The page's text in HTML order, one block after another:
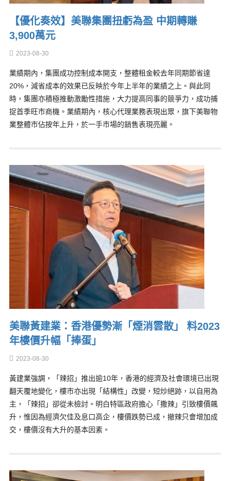
【優化奏效】美聯集團扭虧為盈 中期轉賺
3,900萬元
2023-08-30
業績期內，集團成功控制成本開支，整體租金較去年同期節省達
20%，減省成本的效果已反映於今年上半年的業績之上。與此同
時，集團亦積極推動激勵性措施，大力提高同事的競爭力，成功捕
捉首季旺市商機。業績期內，核心代理業務表現出眾，旗下美聯物
業整體市佔按年上升，於一手市場的銷售表現亮麗。
美聯黃建業：香港優勢漸「煙消雲散」 料2023
年樓價升幅「捧蛋」
2023-08-30
黃建業強調，「辣招」推出逾10年，香港的經濟及社會環境已出現
翻天覆地變化，樓市亦出現「結構性」改變，短炒絕跡，以自用為
主，「辣招」卻從未檢討。明白特區政府擔心「撒辣」引致樓價飆
升，惟因為經濟欠佳及息口高企，樓價跌勢已成，撤辣只會增加成
交，樓價沒有大升的基本因素。